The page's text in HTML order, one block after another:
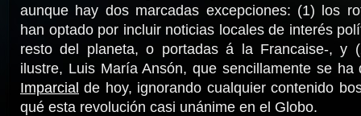
aunque hay dos marcadas excepciones: (1) los
han optado por incluir noticias locales de interés
resto del planeta, o portadas á la Francaise-, y
ilustre, Luis María Ansón, que sencillamente se ha
Imparcial de hoy, ignorando cualquier contenido
qué esta revolución casi unánime en el Globo.